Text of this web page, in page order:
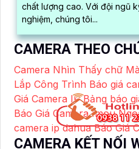
chất lượng cao. Với đội ngũ kỹ thuật viên giàu kinh
nghiệm, chúng tôi...
CAMERA THEO
Camera Nhìn Thấy chữ
Lắp Công Trình Báo giá
Giá Camera IP Bảng báo
Báo Giá Camera Imou
camera ip dahua Báo Giá
CAMERA KẾT NỐI